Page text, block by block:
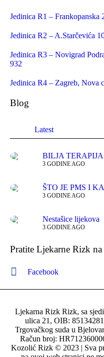
Jedinica R1 –
Jedinica R2 – A.Starčevića
Jedinica R3 – Novigrad
932
Jedinica R4 – Zagreb, Nova
Blog
Latest
BILJA
3 GODINE AGO
ŠTO JE PMS I
3 GODINE AGO
Nestašice lijekova
3 GODINE AGO
Pratite Ljekarne Rizk
Facebook
Ljekarna Rizk Rizk, sa
ulica 21, OIB:
Trgovačkog suda u
Račun broj:
Kozolić Rizk © 2023 | Sva